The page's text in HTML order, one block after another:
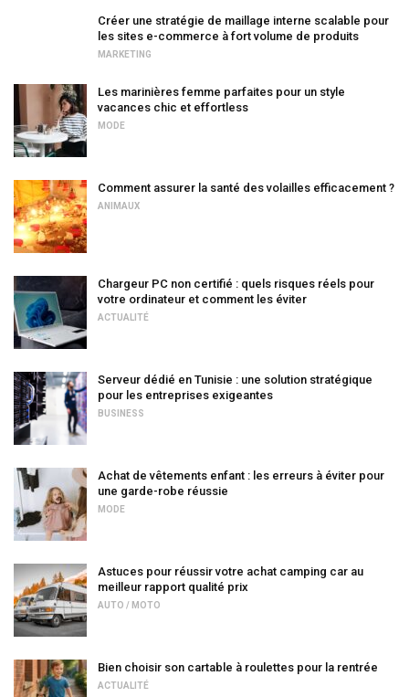
Créer une stratégie de maillage interne scalable pour
les sites e-commerce à fort volume de produits
MARKETING
Les marinières femme parfaites pour un style
vacances chic et effortless
MODE
Comment assurer la santé des volailles efficacement ?
ANIMAUX
Chargeur PC non certifié : quels risques réels pour
votre ordinateur et comment les éviter
ACTUALITÉ
Serveur dédié en Tunisie : une solution stratégique
pour les entreprises exigeantes
BUSINESS
Achat de vêtements enfant : les erreurs à éviter pour
une garde-robe réussie
MODE
Astuces pour réussir votre achat camping car au
meilleur rapport qualité prix
AUTO / MOTO
Bien choisir son cartable à roulettes pour la rentrée
ACTUALITÉ